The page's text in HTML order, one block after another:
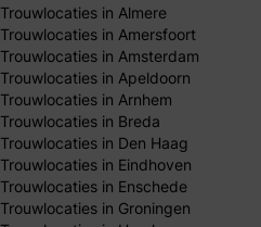
Trouwlocaties in Almere
Trouwlocaties in Amersfoort
Trouwlocaties in Amsterdam
Trouwlocaties in Apeldoorn
Trouwlocaties in Arnhem
Trouwlocaties in Breda
Trouwlocaties in Den Haag
Trouwlocaties in Eindhoven
Trouwlocaties in Enschede
Trouwlocaties in Groningen